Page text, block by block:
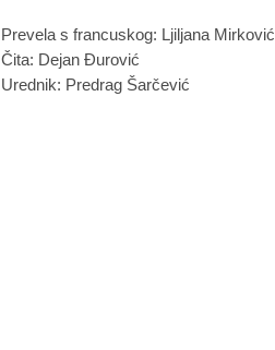
Prevela s francuskog: Ljiljana Mirković
Čita: Dejan Đurović
Urednik: Predrag Šarčević